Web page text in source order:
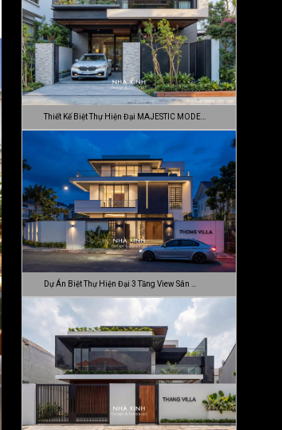
Thiết Kế Biệt Thự Hiện Đại MAJESTIC MODE…
Dự Án Biệt Thự Hiện Đại 3 Tầng View Sân …